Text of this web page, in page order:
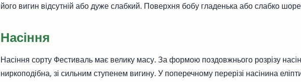
його вигин відсутній або дуже слабкий. Поверхня бобу гладенька або слабко
Насіння
Насіння сорту Фестиваль має велику масу. За формою поздовжнього розрізу
ниркоподібна, зі сильним ступенем вигину. У поперечному перерізі насінина